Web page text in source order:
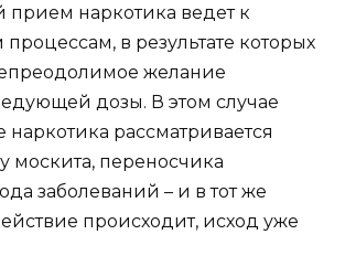
прием наркотика ведет к
в результате которых
желание
дозы. В этом случае
наркотика рассматривается
москита, переносчика
заболеваний – и в тот же
происходит, исход уже